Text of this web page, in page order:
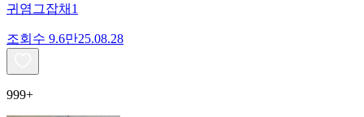
귀염그잡채1
조회수 9.6만25.08.28
999+